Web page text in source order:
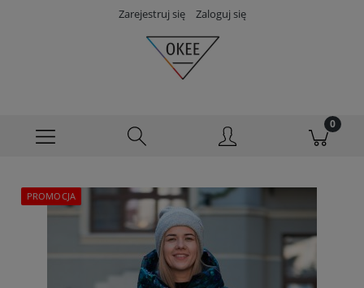
Zarejestruj się Zaloguj się
PROMOCJA